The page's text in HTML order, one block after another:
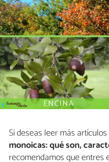
Si deseas leer más
monoicas: qué son,
recomendamos que entres